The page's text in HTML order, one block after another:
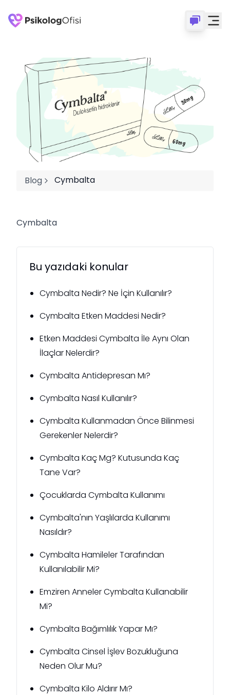
Blog Cymbalta
Cymbalta
Bu yazıdaki konular
Cymbalta Nedir? Ne İçin Kullanılır?
Cymbalta Etken Maddesi Nedir?
Etken Maddesi Cymbalta İle Aynı Olan
İlaçlar Nelerdir?
Cymbalta Antidepresan Mı?
Cymbalta Nasıl Kullanılır?
Cymbalta Kullanmadan Önce Bilinmesi
Gerekenler Nelerdir?
Cymbalta Kaç Mg? Kutusunda Kaç
Tane Var?
Çocuklarda Cymbalta Kullanımı
Cymbalta'nın Yaşlılarda Kullanımı
Nasıldır?
Cymbalta Hamileler Tarafından
Kullanılabilir Mi?
Emziren Anneler Cymbalta Kullanabilir
Mi?
Cymbalta Bağımlılık Yapar Mı?
Cymbalta Cinsel İşlev Bozukluğuna
Neden Olur Mu?
Cymbalta Kilo Aldırır Mı?